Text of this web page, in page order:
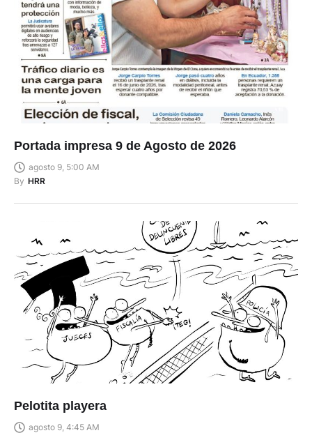
Portada impresa 9 de Agosto de 2026
agosto 9, 5:00 AM
By HRR
Pelotita playera
agosto 9, 4:45 AM